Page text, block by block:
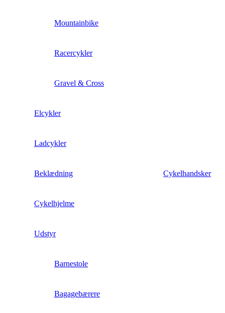
Mountainbike
Racercykler
Gravel & Cross
Elcykler
Ladcykler
Beklædning Cykelhandsker
Cykelhjelme
Udstyr
Barnestole
Bagagebærere